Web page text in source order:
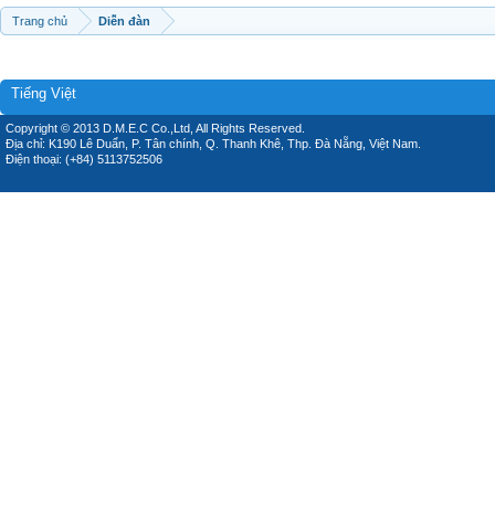
Trang chủ Diễn đàn
Tiếng Việt
Copyright © 2013 D.M.E.C Co.,Ltd, All Rights Reserved.
Địa chỉ: K190 Lê Duẩn, P. Tân chính, Q. Thanh Khê, Thp. Đà Nẵng, Việt Nam.
Điện thoại: (+84) 5113752506